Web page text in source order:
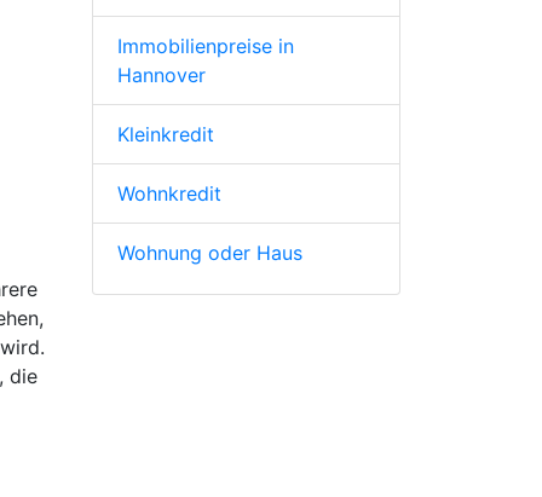
die
Immobilienpreise in
Hannover
Kleinkredit
Wohnkredit
Wohnung oder Haus